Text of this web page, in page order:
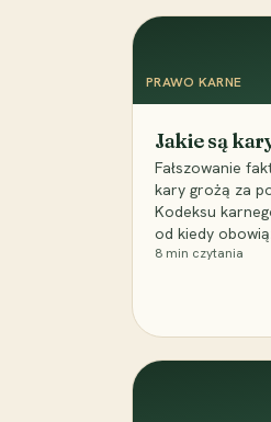
PRAWO KARNE
Jakie są
Fałszowanie
kary grożą za
Kodeksu
od kiedy
8 min czytania